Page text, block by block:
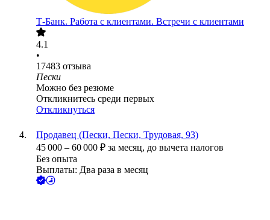
Т-Банк. Работа с клиентами. Встречи с клиентами
4.1
•
17483 отзыва
Пески
Можно без резюме
Откликнитесь среди первых
Откликнуться
Продавец (Пески, Пески, Трудовая, 93)
45 000 – 60 000 ₽ за месяц, до вычета налогов
Без опыта
Выплаты: Два раза в месяц